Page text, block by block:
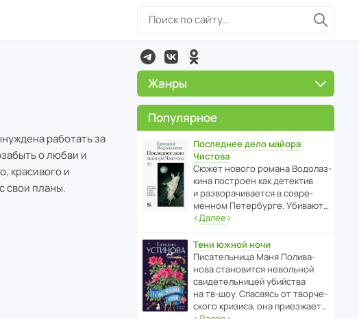
работать за
о любви и
красивого и
свои планы.
Жанры
Популярное
Последнее дело майора
Чистова
Сюжет нового романа Водо­ла­з­
кина пост­роен как дете­ктив
и разво­ра­чи­ва­ется в совре­
менном Пете­р­бурге. Убивают…
‹Далее›
Тени южной ночи
Писа­тель­ница Маня Поли­ва­
нова стано­вится невольной
свиде­тель­ницей убийства
на тв-шоу. Спасаясь от твор­че­
с­кого кризиса, она приезжает…